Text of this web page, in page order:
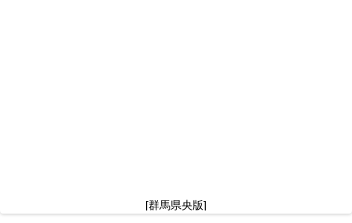
[群馬県央版]